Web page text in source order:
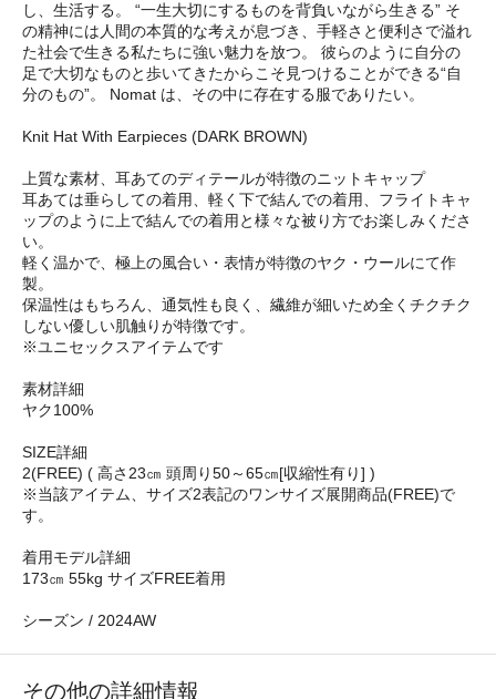
し、生活する。 “一生大切にするものを背負いながら生きる” そ
の精神には人間の本質的な考えが息づき、手軽さと便利さで溢れ
た社会で生きる私たちに強い魅力を放つ。 彼らのように自分の
足で大切なものと歩いてきたからこそ見つけることができる“自
分のもの”。 Nomat は、その中に存在する服でありたい。
Knit Hat With Earpieces (DARK BROWN)
上質な素材、耳あてのディテールが特徴のニットキャップ
耳あては垂らしての着用、軽く下で結んでの着用、フライトキャ
ップのように上で結んでの着用と様々な被り方でお楽しみくださ
い。
軽く温かで、極上の風合い・表情が特徴のヤク・ウールにて作
製。
保温性はもちろん、通気性も良く、繊維が細いため全くチクチク
しない優しい肌触りが特徴です。
※ユニセックスアイテムです
素材詳細
ヤク100%
SIZE詳細
2(FREE) ( 高さ23㎝ 頭周り50～65㎝[収縮性有り] )
※当該アイテム、サイズ2表記のワンサイズ展開商品(FREE)で
す。
着用モデル詳細
173㎝ 55kg サイズFREE着用
シーズン / 2024AW
その他の詳細情報